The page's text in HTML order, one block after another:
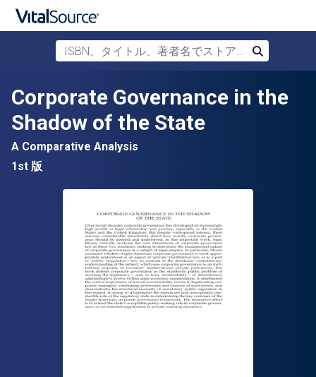
ISBN、タイトル、著者名でストアを検索
検索
Corporate Governance in the
Shadow of the State
A Comparative Analysis
1st 版